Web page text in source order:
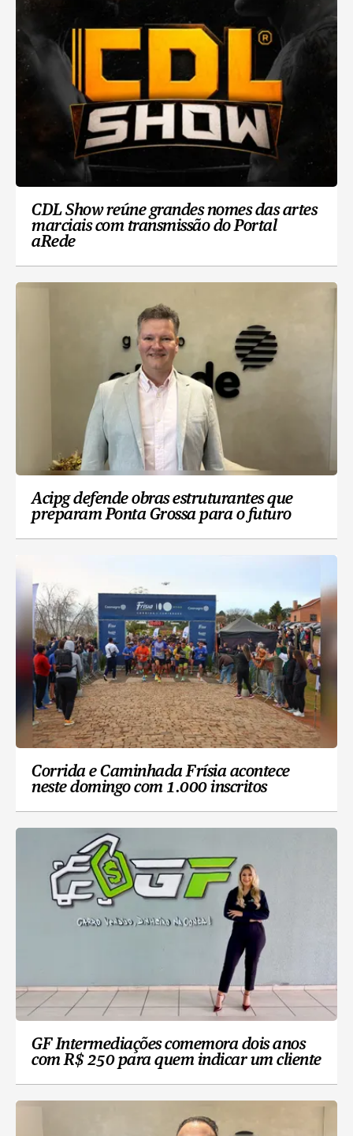
CDL Show reúne grandes nomes das artes
marciais com transmissão do Portal
aRede
Acipg defende obras estruturantes que
preparam Ponta Grossa para o futuro
Corrida e Caminhada Frísia acontece
neste domingo com 1.000 inscritos
GF Intermediações comemora dois anos
com R$ 250 para quem indicar um cliente